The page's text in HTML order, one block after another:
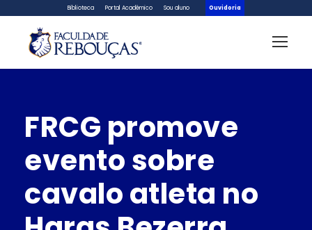
Biblioteca Portal Acadêmico Sou aluno Ouvidoria
FRCG promove
evento sobre
cavalo atleta no